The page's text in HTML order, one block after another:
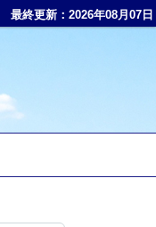
最終更新：2026年08月07日